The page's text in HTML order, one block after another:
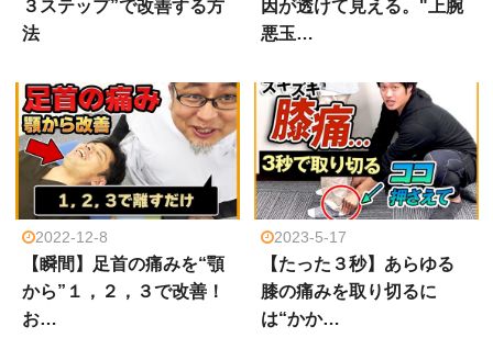
３ステップ”で改善する方
法
因が透けて見える。"上腕
悪玉…
2022-12-8
【瞬間】足首の痛みを“顎
から”１，２，３で改善！
お…
2023-5-17
【たった３秒】あらゆる
膝の痛みを取り切るに
は“かか…